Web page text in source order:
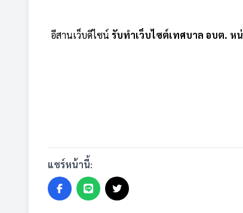
อีสานเว็บดีไซน์ รับทำเว็บไซต์เทศบาล อบต. ห
แชร์หน้านี้: